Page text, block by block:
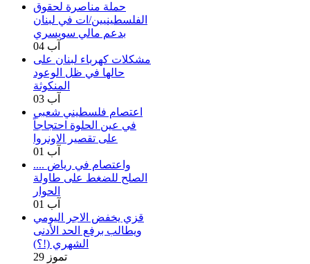
حملة مناصرة لحقوق
الفلسطينيين/ات في لبنان
بدعم مالي سويسري
04 آب
مشكلات كهرباء لبنان على
حالها في ظل الوعود
المنكوثة
03 آب
اعتصام فلسطيني شعبي
في عين الحلوة احتجاجاً
على تقصير الاونروا
01 آب
.... واعتصام في رياض
الصلح للضغط على طاولة
الحوار
01 آب
قزي يخفض الاجر اليومي
ويطالب برفع الحد الأدنى
الشهري (!؟)
29 تموز